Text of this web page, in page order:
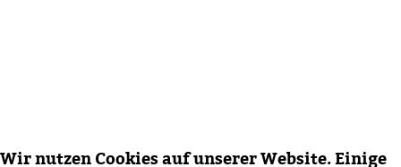
Wir nutzen Cookies auf unserer Website. Einige